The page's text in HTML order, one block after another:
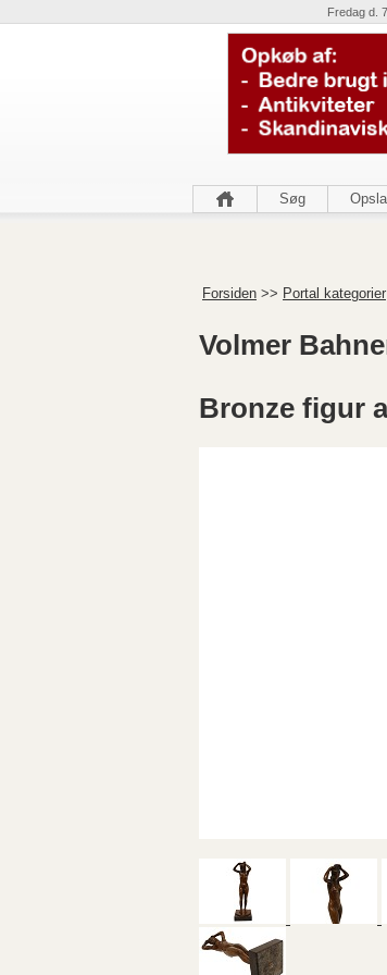
Fredag d.
Søg
Forsiden >> Portal kategorier
Volmer
Bronze figur